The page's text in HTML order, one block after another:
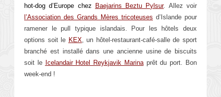
hot-dog d’Europe chez
Baejarins Beztu Pylsur. Allez voir
l’Association des Grands Mères tricoteuses d’Islande pour
ramener le pull typique islandais. Pour les hôtels deux
options soit le KEX , un hôtel-restaurant-café-salle de sport
branché est installé dans une ancienne usine de biscuits
soit le
Icelandair Hotel Reykjavik Marinaprêt du port. Bon
week-end !